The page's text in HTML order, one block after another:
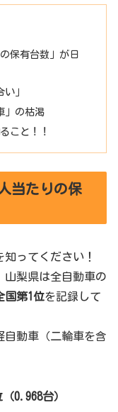
保有台数」が日
」
」の枯渇
こと！！
当たりの保
ってください！
山梨県は全自動車の
国第1位を記録して
動車（二輪車を含
0.968台）